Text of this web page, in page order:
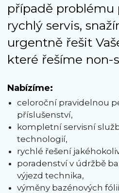
případě problému
rychlý servis,
urgentně řešit
které řešíme non-
Nabízíme:
celoroční pravidelnou
příslušenství,
kompletní servisní
technologií,
rychlé řešení
poradenství v údržbě
výjezd technika,
výměny bazénových